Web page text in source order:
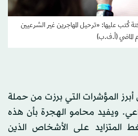
كُتب عليها: «ترحيل المهاجرين غير الشرعيين
الماضي (أ.ف.ب)
المؤشرات التي برزت من حملة
ويفيد محامو الهجرة بأن هذه
المتزايد على الأشخاص الذين